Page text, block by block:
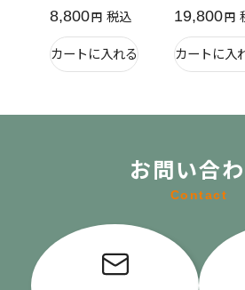
8,800 税込
カートに入れる
19,800
カートに入
お問い合
Contact